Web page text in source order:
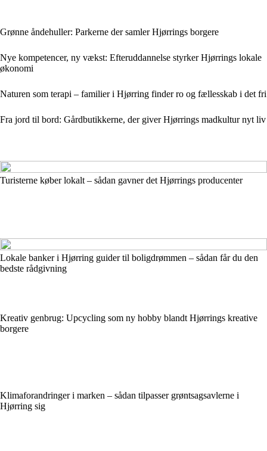
Grønne åndehuller: Parkerne der samler Hjørrings borgere
Nye kompetencer, ny vækst: Efteruddannelse styrker Hjørrings lokale
økonomi
Naturen som terapi – familier i Hjørring finder ro og fællesskab i det fri
Fra jord til bord: Gårdbutikkerne, der giver Hjørrings madkultur nyt liv
Turisterne køber lokalt – sådan gavner det Hjørrings producenter
Lokale banker i Hjørring guider til boligdrømmen – sådan får du den
bedste rådgivning
Kreativ genbrug: Upcycling som ny hobby blandt Hjørrings kreative
borgere
Klimaforandringer i marken – sådan tilpasser grøntsagsavlerne i
Hjørring sig